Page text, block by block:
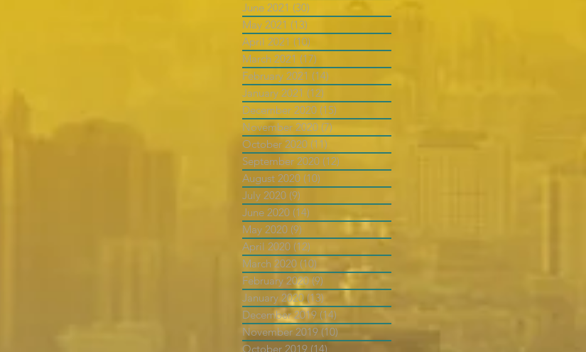
June 2021 (30)
May 2021 (13)
April 2021 (10)
March 2021 (17)
February 2021 (14)
January 2021 (12)
December 2020 (15)
November 2020 (7)
October 2020 (11)
September 2020 (12)
August 2020 (10)
July 2020 (9)
June 2020 (14)
May 2020 (9)
April 2020 (12)
March 2020 (10)
February 2020 (9) 9 posts
January 2020 (13)
December 2019 (14)
November 2019 (10)
October 2019 (14)